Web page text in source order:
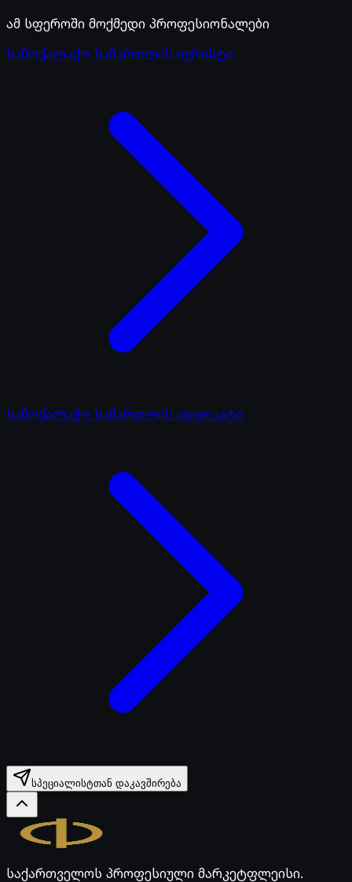
ამ სფეროში მოქმედი პროფესიონალები
სამოქალაქო სამართლის იურისტი
სამოქალაქო სამართლის ადვოკატი
სპეციალისტთან დაკავშირება
საქართველოს პროფესიული მარკეტფლეისი.